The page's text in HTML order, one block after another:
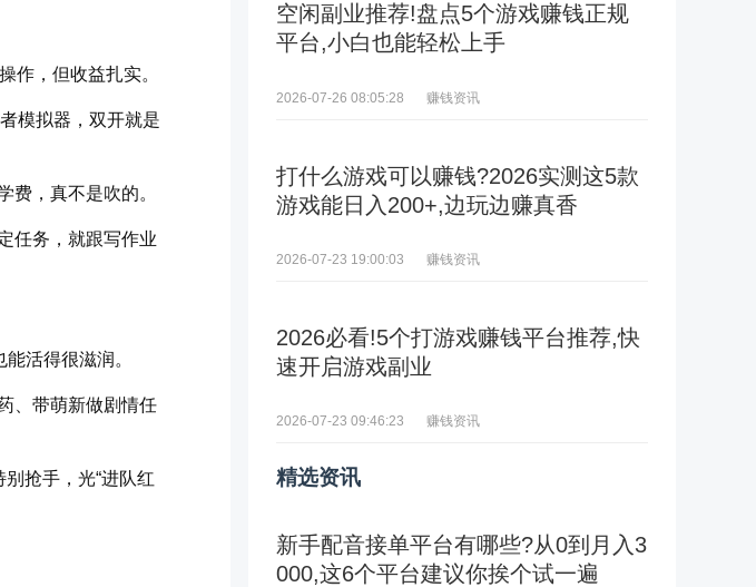
作，但收益扎实。
模拟器，双开就是
费，真不是吹的。
任务，就跟写作业
活得很滋润。
、带萌新做剧情任
抢手，光“进队红
空闲副业推荐!盘点5个游戏赚钱正规
平台,小白也能轻松上手
2026-07-26 08:05:28 赚钱资讯
打什么游戏可以赚钱?2026实测这5款
游戏能日入200+,边玩边赚真香
2026-07-23 19:00:03 赚钱资讯
2026必看!5个打游戏赚钱平台推荐,快
速开启游戏副业
2026-07-23 09:46:23 赚钱资讯
精选资讯
新手配音接单平台有哪些?从0到月入3
000,这6个平台建议你挨个试一遍